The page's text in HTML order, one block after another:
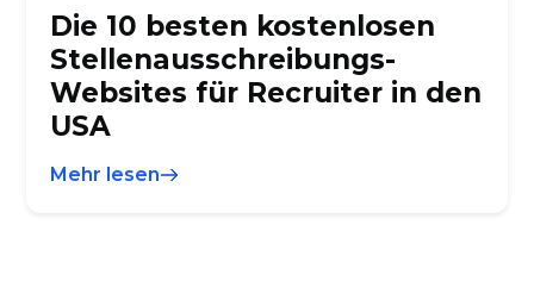
Die 10 besten kostenlosen
Stellenausschreibungs-
Websites für Recruiter in den
USA
Mehr lesen